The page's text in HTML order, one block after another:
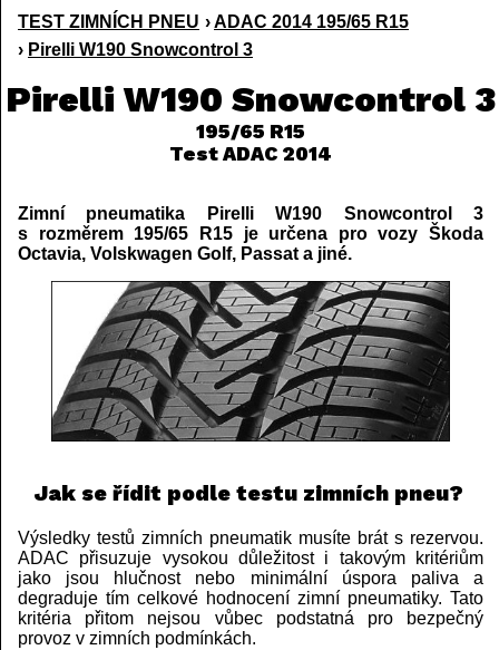
TEST ZIMNÍCH PNEU ›ADAC 2014 195/65 R15
› Pirelli W190 Snowcontrol 3
Pirelli W190 Snowcontrol 3
195/65 R15
Test ADAC 2014
Zimní pneumatika Pirelli W190 Snowcontrol 3
s rozměrem 195/65 R15 je určena pro vozy Škoda
Octavia, Volskwagen Golf, Passat a jiné.
Jak se řídit podle testu zimních pneu?
Výsledky testů zimních pneumatik musíte brát s rezervou.
ADAC přisuzuje vysokou důležitost i takovým kritériům
jako jsou hlučnost nebo minimální úspora paliva a
degraduje tím celkové hodnocení zimní pneumatiky. Tato
kritéria přitom nejsou vůbec podstatná pro bezpečný
provoz v zimních podmínkách.